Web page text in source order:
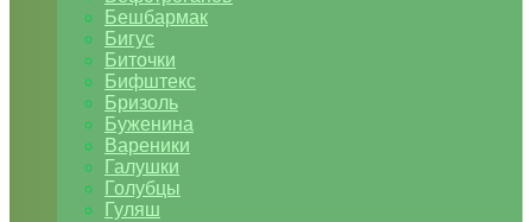
Бешбармак
Бигус
Биточки
Бифштекс
Бризоль
Буженина
Вареники
Галушки
Голубцы
Гуляш